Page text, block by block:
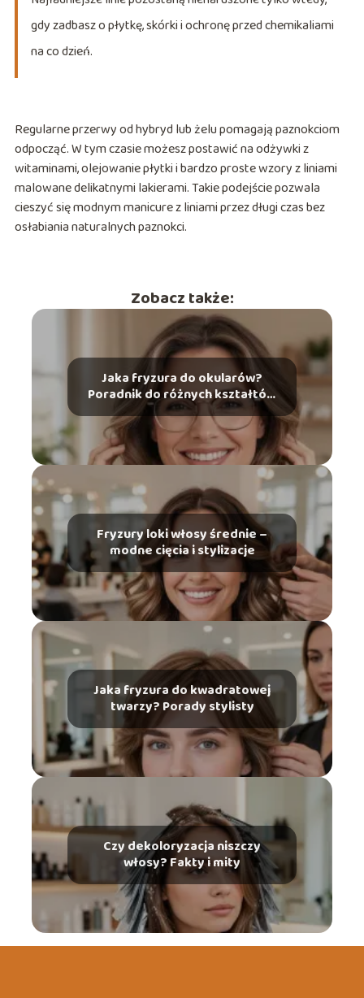
gdy zadbasz o płytkę, skórki i ochronę przed chemikaliami
na co dzień.
Regularne przerwy od hybryd lub żelu pomagają paznokciom
odpocząć. W tym czasie możesz postawić na odżywki z
witaminami, olejowanie płytki i bardzo proste wzory z liniami
malowane delikatnymi lakierami. Takie podejście pozwala
cieszyć się modnym manicure z liniami przez długi czas bez
osłabiania naturalnych paznokci.
Zobacz także:
Jaka fryzura do okularów?
Poradnik do różnych kształtów
twarzy
Fryzury loki włosy średnie –
modne cięcia i stylizacje
Jaka fryzura do kwadratowej
twarzy? Porady stylisty
Czy dekoloryzacja niszczy
włosy? Fakty i mity